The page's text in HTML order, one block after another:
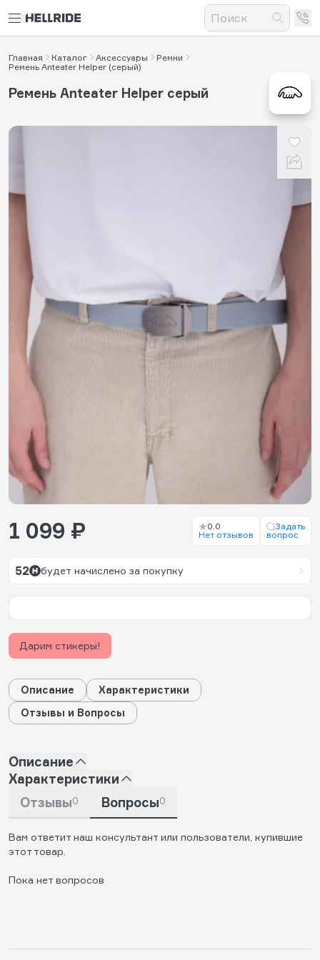
Главная Каталог Аксессуары
Ремни
Ремень Anteater Helper (серый)
Ремень Anteater Helper серый
1 099 ₽
0.0
Нет отзывов
Задать
вопрос
52 будет начислено за покупку
Дарим стикеры!
Описание
Характеристики
Отзывы и Вопросы
Описание
Характеристики
Отзывы0 Вопросы0
Вам ответит наш консультант или пользователи, купившие
этот товар.
Пока нет вопросов